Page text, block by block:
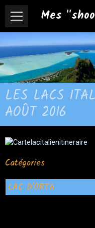
Mes
LES LACS
AOÛT 2016
Catégories
LAC D'ORTA